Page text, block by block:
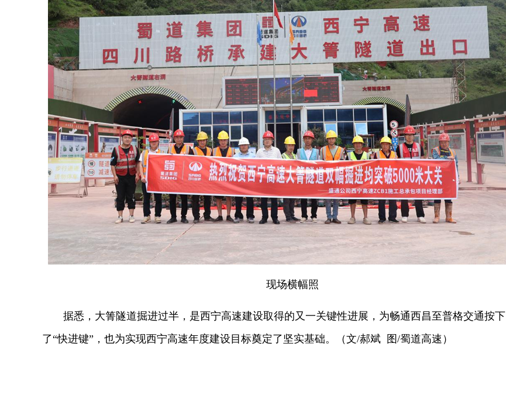
现场横幅照
据悉，大箐隧道掘进过半，是西宁高速建设取得的又一关键性进展，为畅通西昌至普格交通按下
了“快进键”，也为实现西宁高速年度建设目标奠定了坚实基础。（文/郝斌 图/蜀道高速）